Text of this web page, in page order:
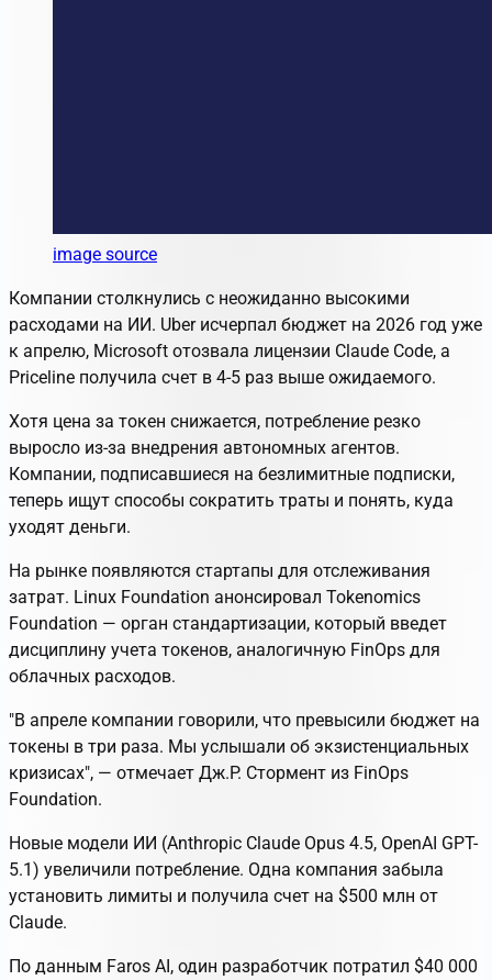
image source
Компании столкнулись с неожиданно высокими
расходами на ИИ. Uber исчерпал бюджет на 2026 год уже
к апрелю, Microsoft отозвала лицензии Claude Code, а
Priceline получила счет в 4-5 раз выше ожидаемого.
Хотя цена за токен снижается, потребление резко
выросло из-за внедрения автономных агентов.
Компании, подписавшиеся на безлимитные подписки,
теперь ищут способы сократить траты и понять, куда
уходят деньги.
На рынке появляются стартапы для отслеживания
затрат. Linux Foundation анонсировал Tokenomics
Foundation — орган стандартизации, который введет
дисциплину учета токенов, аналогичную FinOps для
облачных расходов.
"В апреле компании говорили, что превысили бюджет на
токены в три раза. Мы услышали об экзистенциальных
кризисах", — отмечает Дж.Р. Стормент из FinOps
Foundation.
Новые модели ИИ (Anthropic Claude Opus 4.5, OpenAI GPT-
5.1) увеличили потребление. Одна компания забыла
установить лимиты и получила счет на $500 млн от
Claude.
По данным Faros AI, один разработчик потратил $40 000